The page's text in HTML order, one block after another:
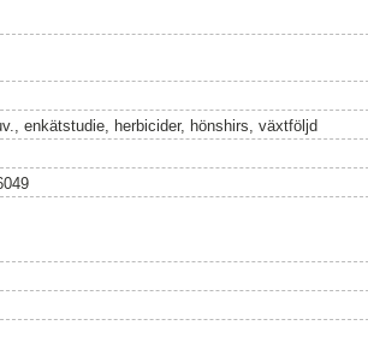
enkätstudie, herbicider, hönshirs, växtföljd